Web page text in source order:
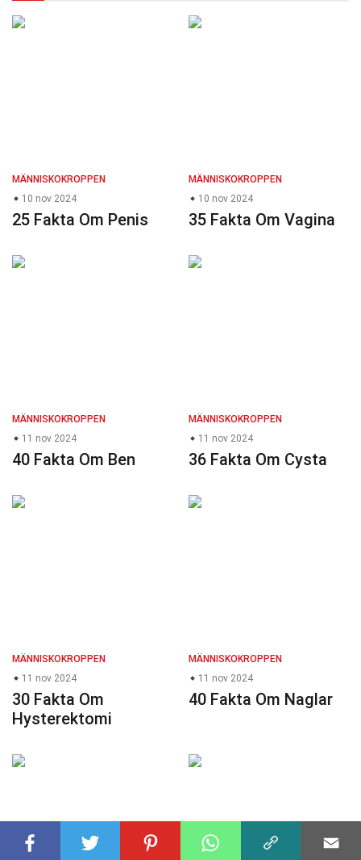
MÄNNISKOKROPPEN
10 nov 2024
25 Fakta Om Penis
MÄNNISKOKROPPEN
10 nov 2024
35 Fakta Om Vagina
MÄNNISKOKROPPEN
11 nov 2024
40 Fakta Om Ben
MÄNNISKOKROPPEN
11 nov 2024
36 Fakta Om Cysta
MÄNNISKOKROPPEN
11 nov 2024
30 Fakta Om
Hysterektomi
MÄNNISKOKROPPEN
11 nov 2024
40 Fakta Om Naglar